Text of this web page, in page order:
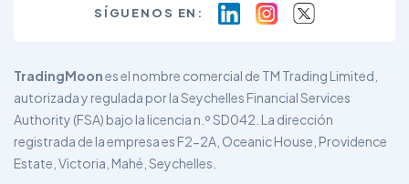
SÍGUENOS EN:
TradingMoones el nombre comercial de TM Trading Limited,
autorizada y regulada por la Seychelles Financial Services
Authority (FSA) bajo la licencia n.º SD042. La dirección
registrada de la empresa es F2-2A, Oceanic House, Providence
Estate, Victoria, Mahé, Seychelles.